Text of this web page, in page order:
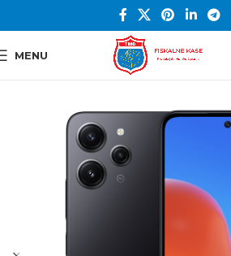
MENU